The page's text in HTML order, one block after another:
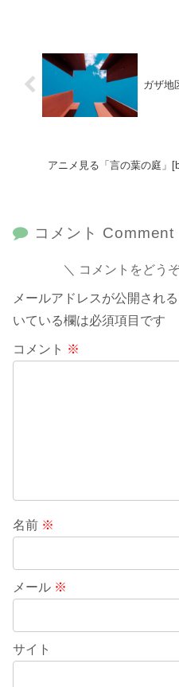
ガザ地
アニメ見る「言の葉の庭」
コメント Comment
コメントをどう
メールアドレスが公開され
いている欄は必須項目です
コメント ※
名前 ※
メール ※
サイト